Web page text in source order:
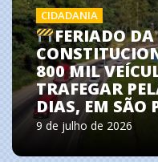
CIDADANIA
FERIADO
800 MIL
TRAFEGAR
DIAS, EM SÃO
9 de julho de 2026